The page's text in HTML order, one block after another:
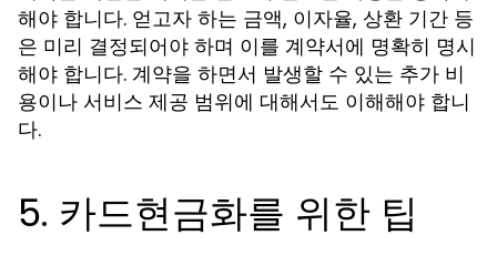
해야 합니다. 얻고자 하는 금액, 이자율, 상환 기간 등
은 미리 결정되어야 하며 이를 계약서에 명확히 명시
해야 합니다. 계약을 하면서 발생할 수 있는 추가 비
용이나 서비스 제공 범위에 대해서도 이해해야 합니
다.
5. 카드현금화를 위한 팁